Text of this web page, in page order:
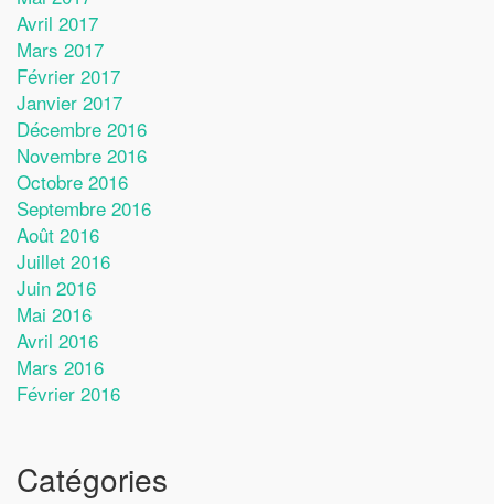
Avril 2017
Mars 2017
Février 2017
Janvier 2017
Décembre 2016
Novembre 2016
Octobre 2016
Septembre 2016
Août 2016
Juillet 2016
Juin 2016
Mai 2016
Avril 2016
Mars 2016
Février 2016
Catégories